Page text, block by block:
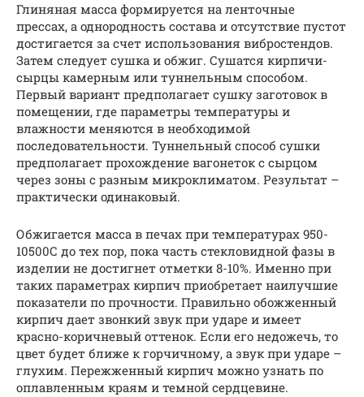
Глиняная масса формируется на ленточные
прессах, а однородность состава и отсутствие пустот
достигается за счет использования вибростендов.
Затем следует сушка и обжиг. Сушатся кирпичи-
сырцы камерным или туннельным способом.
Первый вариант предполагает сушку заготовок в
помещении, где параметры температуры и
влажности меняются в необходимой
последовательности. Туннельный способ сушки
предполагает прохождение вагонеток с сырцом
через зоны с разным микроклиматом. Результат –
практически одинаковый.
Обжигается масса в печах при температурах 950-
10500С до тех пор, пока часть стекловидной фазы в
изделии не достигнет отметки 8-10%. Именно при
таких параметрах кирпич приобретает наилучшие
показатели по прочности. Правильно обожженный
кирпич дает звонкий звук при ударе и имеет
красно-коричневый оттенок. Если его недожечь, то
цвет будет ближе к горчичному, а звук при ударе –
глухим. Пережженный кирпич можно узнать по
оплавленным краям и темной сердцевине.